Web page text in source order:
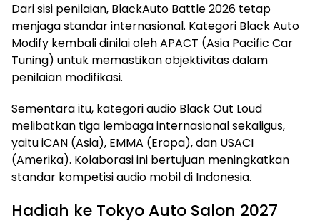
Dari sisi penilaian, BlackAuto Battle 2026 tetap
menjaga standar internasional. Kategori Black Auto
Modify kembali dinilai oleh APACT (Asia Pacific Car
Tuning) untuk memastikan objektivitas dalam
penilaian modifikasi.
Sementara itu, kategori audio Black Out Loud
melibatkan tiga lembaga internasional sekaligus,
yaitu iCAN (Asia), EMMA (Eropa), dan USACI
(Amerika). Kolaborasi ini bertujuan meningkatkan
standar kompetisi audio mobil di Indonesia.
Hadiah ke Tokyo Auto Salon 2027